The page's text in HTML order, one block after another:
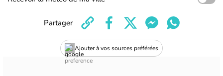
Ajouter à vos sources préférées
Partager